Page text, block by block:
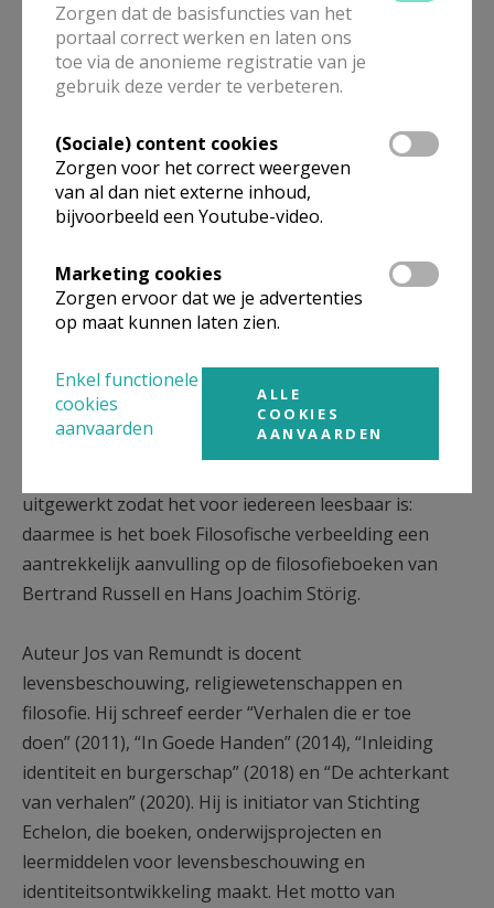
filosofie en omgekeerd.
Het denken van een filosoof kan niet losgekoppeld
een aantal hoofdstukken in het boek aan het begin
een tijdtabel met enkele korte cultuurhistorische en
politieke beschrijvingen van de desbetreffende
denken gehad, soms werd er op doorgedacht, soms
ontstond er juist een tegengeluid. Er is aandacht
voor onderbelicht gebleven onderwerpen als
vrouw. De praktijkvoorbeelden bieden veel
aanknopingspunten om in gesprek te gaan, of om
eigen gedachten te vormen en opnieuw te
uitgewerkt zodat het voor iedereen leesbaar is:
daarmee is het boek Filosofische verbeelding een
aantrekkelijk aanvulling op de filosofieboeken van
Bertrand Russell en Hans Joachim Störig.
Auteur Jos van Remundt is docent
levensbeschouwing, religiewetenschappen en
filosofie. Hij schreef eerder “Verhalen die er toe
doen” (2011), “In Goede Handen” (2014), “Inleiding
identiteit en burgerschap” (2018) en “De achterkant
van verhalen” (2020). Hij is initiator van Stichting
Echelon, die boeken, onderwijsprojecten en
leermiddelen voor levensbeschouwing en
identiteitsontwikkeling maakt. Het motto van
Zorgen dat de basisfuncties van het
portaal correct werken en laten ons
toe via de anonieme registratie van je
gebruik deze verder te verbeteren.
(Sociale) content cookies
Zorgen voor het correct weergeven
van al dan niet externe inhoud,
bijvoorbeeld een Youtube-video.
Marketing cookies
Zorgen ervoor dat we je advertenties
op maat kunnen laten zien.
Enkel functionele
cookies
aanvaarden
ALLE
COOKIES
AANVAARDEN